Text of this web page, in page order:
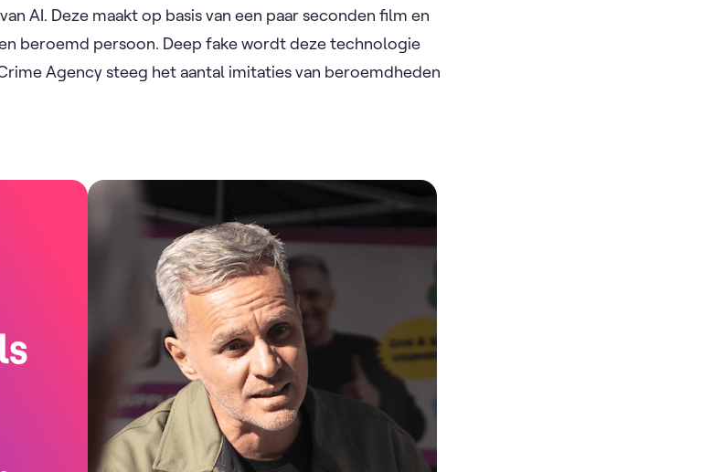
AI. Deze maakt op basis van een paar seconden film en
beroemd persoon. Deep fake wordt deze technologie
Agency steeg het aantal imitaties van beroemdheden